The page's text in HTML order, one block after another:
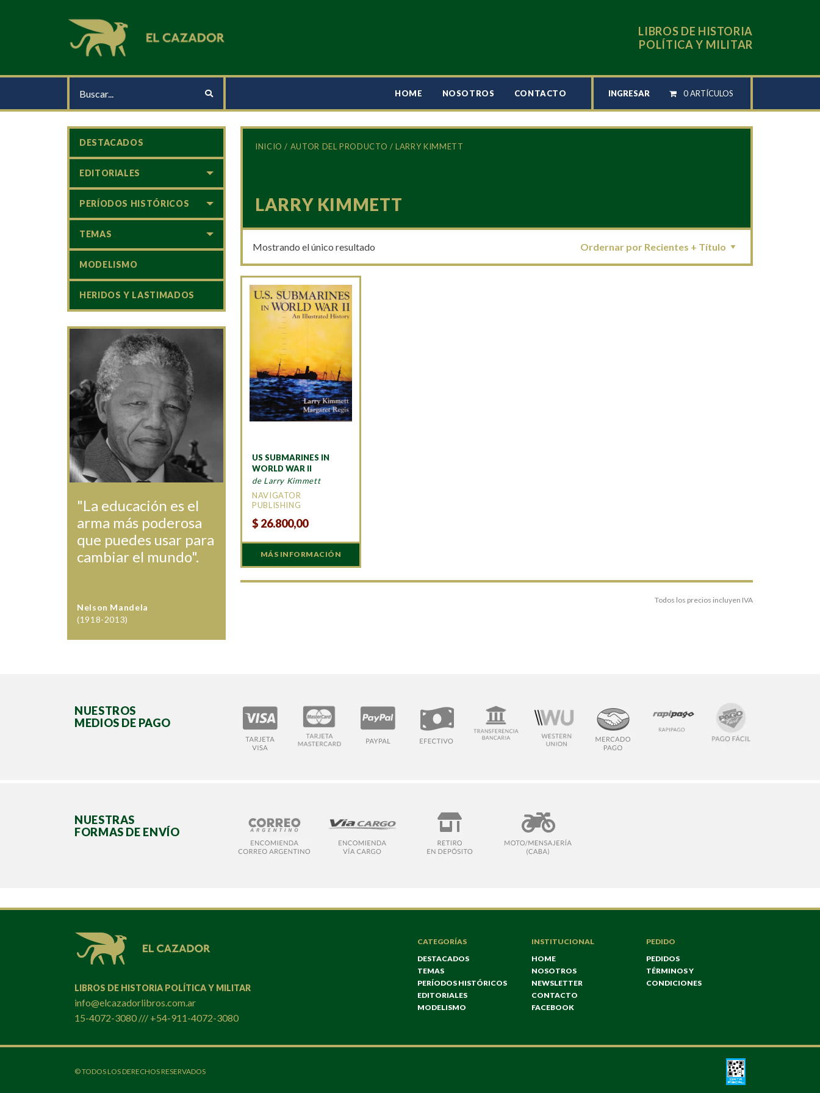
LIBROS DE HISTORIA
POLÍTICA Y MILITAR
HOME NOSOTROS CONTACTO INGRESAR 0 ARTÍCULOS
INICIO / AUTOR DEL PRODUCTO / LARRY KIMMETT
LARRY KIMMETT
Mostrando el único resultado
US SUBMARINES IN
WORLD WAR II
de Larry Kimmett
NAVIGATOR
PUBLISHING
$ 26.800,00
MÁS INFORMACIÓN
Todos los precios incluyen IVA
DESTACADOS
EDITORIALES
PERÍODOS HISTÓRICOS
TEMAS
MODELISMO
HERIDOS Y LASTIMADOS
"La educación es el
arma más poderosa
que puedes usar para
cambiar el mundo".
Nelson Mandela
(1918-2013)
NUESTROS
MEDIOS DE PAGO
NUESTRAS
FORMAS DE ENVÍO
LIBROS DE HISTORIA POLÍTICA Y MILITAR
info@elcazadorlibros.com.ar
15-4072-3080 /// +54-911-4072-3080
CATEGORÍAS
DESTACADOS
TEMAS
PERÍODOS HISTÓRICOS
EDITORIALES
MODELISMO
INSTITUCIONAL
HOME
NOSOTROS
NEWSLETTER
CONTACTO
FACEBOOK
PEDIDO
PEDIDOS
TÉRMINOS Y
CONDICIONES
© TODOS LOS DERECHOS RESERVADOS